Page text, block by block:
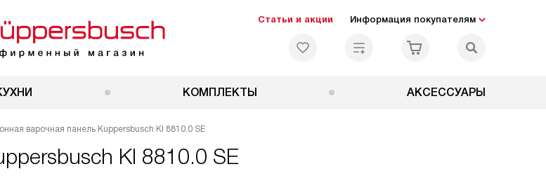
Статьи и акции Информация покупателям
КОМПЛЕКТЫ АКСЕССУАРЫ
варочная панель Kuppersbusch KI 8810.0 SE
KI 8810.0 SE